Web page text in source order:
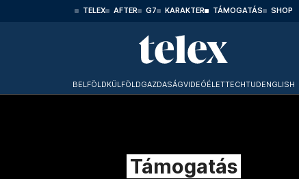
TELEX AFTER G7 KARAKTER TÁMOGATÁS SHOP
BELFÖLDKÜLFÖLDGAZDASÁGVIDEÓÉLETTECHTUDENGLISH
Támogatás